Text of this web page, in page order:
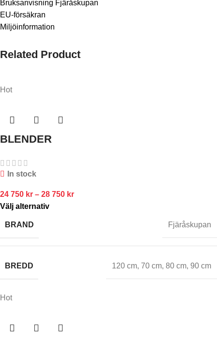
Bruksanvisning Fjäråskupan
EU-försäkran
Miljöinformation
Related Product
Hot
BLENDER
In stock
24 750 kr – 28 750 kr
Välj alternativ
BRAND Fjäråskupan
BREDD 120 cm, 70 cm, 80 cm, 90 cm
Hot